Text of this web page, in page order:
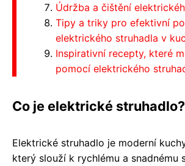
Údržba a čištění
Tipy a triky pro efektivní
elektrického struhadla v
Inspirativní recepty, které
pomocí elektrického
Co je elektrické struhadlo?
Elektrické struhadlo je moderní
který slouží k rychlému a snadnému